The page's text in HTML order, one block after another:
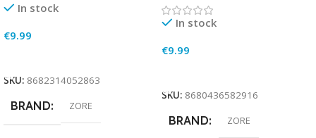
In stock
€9.99
SKU: 8682314052863
BRAND ZORE
In stock
€9.99
SKU: 8680436582916
BRAND ZORE